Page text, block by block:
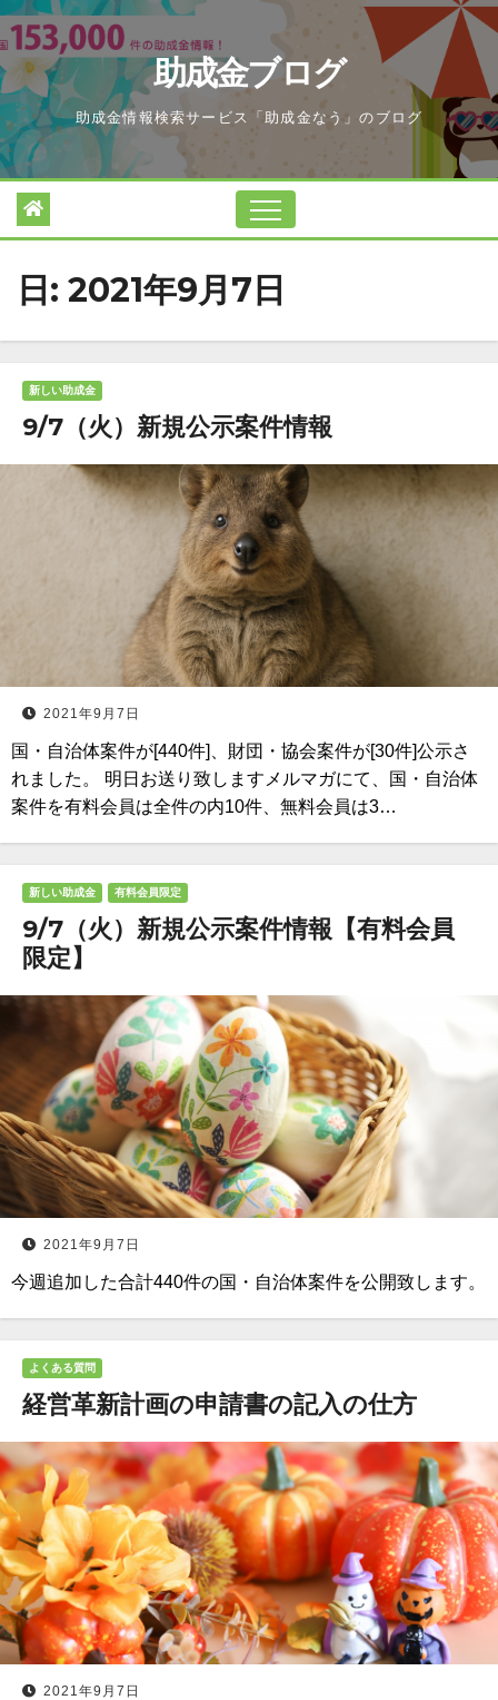
Skip
to
content
助成金ブログ
助成金情報検索サービス「助成金なう」のブログ
日: 2021年9月7日
新しい助成金
9/7（火）新規公示案件情報
2021年9月7日
国・自治体案件が[440件]、財団・協会案件が[30件]公示さ
れました。 明日お送り致しますメルマガにて、国・自治体
案件を有料会員は全件の内10件、無料会員は3…
新しい助成金 有料会員限定
9/7（火）新規公示案件情報【有料会員
限定】
2021年9月7日
今週追加した合計440件の国・自治体案件を公開致します。
よくある質問
経営革新計画の申請書の記入の仕方
2021年9月7日